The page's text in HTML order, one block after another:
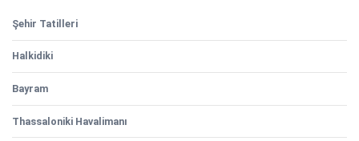
Şehir Tatilleri
Halkidiki
Bayram
Thassaloniki Havalimanı